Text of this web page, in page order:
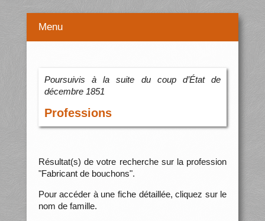
Menu
Poursuivis à la suite du coup d’État de
décembre 1851
Professions
Résultat(s) de votre recherche sur la profession
"Fabricant de bouchons".
Pour accéder à une fiche détaillée, cliquez sur le
nom de famille.